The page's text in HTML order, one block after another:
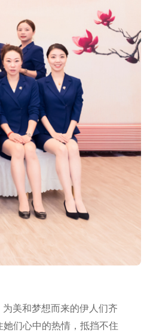
美和梦想而来的伊人们齐
们心中的热情，抵挡不住